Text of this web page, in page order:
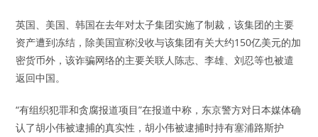
英国、美国、韩国在去年对太子集团实施了制裁，该集团的主要
资产遭到冻结，除美国宣称没收与该集团有关大约150亿美元的加
密货币外，该诈骗网络的主要关联人陈志、李雄、刘忍等也被遣
返回中国。
“有组织犯罪和贪腐报道项目”在报道中称，东京警方对日本媒体确
认了胡小伟被逮捕的真实性，胡小伟被逮捕时持有塞浦路斯护